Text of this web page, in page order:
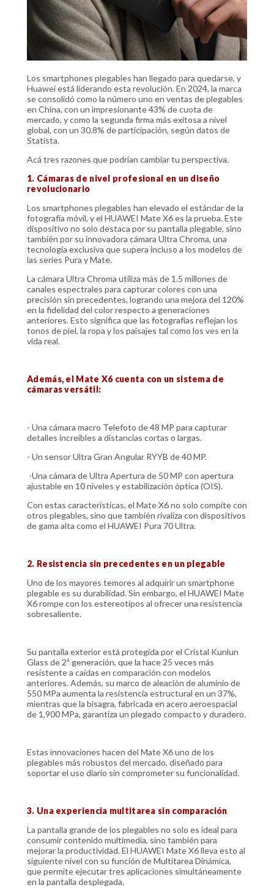
Los smartphones plegables han llegado para quedarse, y
Huawei está liderando esta revolución. En 2024, la marca
se consolidó como la número uno en ventas de plegables
en China, con un impresionante 43% de cuota de
mercado, y como la segunda firma más exitosa a nivel
global, con un 30.8% de participación, según datos de
Statista.
Acá tres razones que podrían cambiar tu perspectiva.
1. Cámaras de nivel profesional en un diseño
revolucionario
Los smartphones plegables han elevado el estándar de la
fotografía móvil, y el HUAWEI Mate X6 es la prueba. Este
dispositivo no solo destaca por su pantalla plegable, sino
también por su innovadora cámara Ultra Chroma, una
tecnología exclusiva que supera incluso a los modelos de
las series Pura y Mate.
La cámara Ultra Chroma utiliza más de 1.5 millones de
canales espectrales para capturar colores con una
precisión sin precedentes, logrando una mejora del 120%
en la fidelidad del color respecto a generaciones
anteriores. Esto significa que las fotografías reflejan los
tonos de piel, la ropa y los paisajes tal como los ves en la
vida real.
Además, el Mate X6 cuenta con un sistema de
cámaras versátil:
- Una cámara macro Telefoto de 48 MP para capturar
detalles increíbles a distancias cortas o largas.
- Un sensor Ultra Gran Angular RYYB de 40 MP.
-Una cámara de Ultra Apertura de 50 MP con apertura
ajustable en 10 niveles y estabilización óptica (OIS).
Con estas características, el Mate X6 no solo compite con
otros plegables, sino que también rivaliza con dispositivos
de gama alta como el HUAWEI Pura 70 Ultra.
2. Resistencia sin precedentes en un plegable
Uno de los mayores temores al adquirir un smartphone
plegable es su durabilidad. Sin embargo, el HUAWEI Mate
X6 rompe con los estereotipos al ofrecer una resistencia
sobresaliente.
Su pantalla exterior está protegida por el Cristal Kunlun
Glass de 2ª generación, que la hace 25 veces más
resistente a caídas en comparación con modelos
anteriores. Además, su marco de aleación de aluminio de
550 MPa aumenta la resistencia estructural en un 37%,
mientras que la bisagra, fabricada en acero aeroespacial
de 1,900 MPa, garantiza un plegado compacto y duradero.
Estas innovaciones hacen del Mate X6 uno de los
plegables más robustos del mercado, diseñado para
soportar el uso diario sin comprometer su funcionalidad.
3. Una experiencia multitarea sin comparación
La pantalla grande de los plegables no solo es ideal para
consumir contenido multimedia, sino también para
mejorar la productividad. El HUAWEI Mate X6 lleva esto al
siguiente nivel con su función de Multitarea Dinámica,
que permite ejecutar tres aplicaciones simultáneamente
en la pantalla desplegada.